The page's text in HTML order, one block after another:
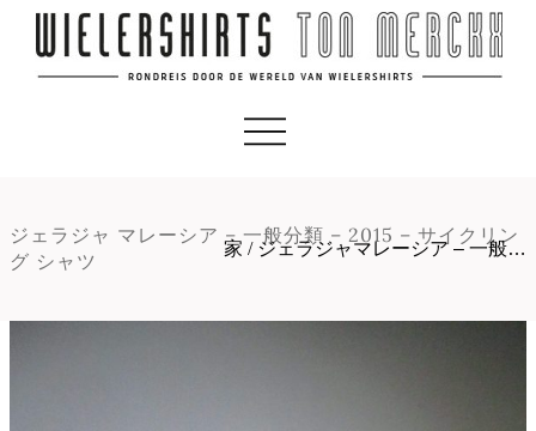
ジェラジャ マレーシア – 一般分類 – 2015 – サイクリン
グ シャツ
家 / ジェラジャマレーシア – 一般…